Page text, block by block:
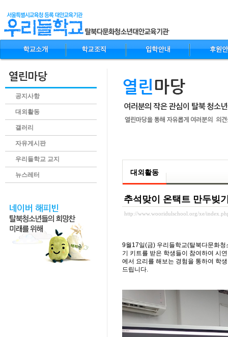
공지사항
대외활동
갤러리
자유게시판
우리들학교 교지
뉴스레터 대외활동
추석맞이 온택트 만두빚
http://www.wooridulschool.org/xe/
9월17일(금) 우리들학교(탈북다문화
기 키트를 받은 학생들이 참여하여 시
에서 요리를 해보는 경험을 통하여 학
드립니다.